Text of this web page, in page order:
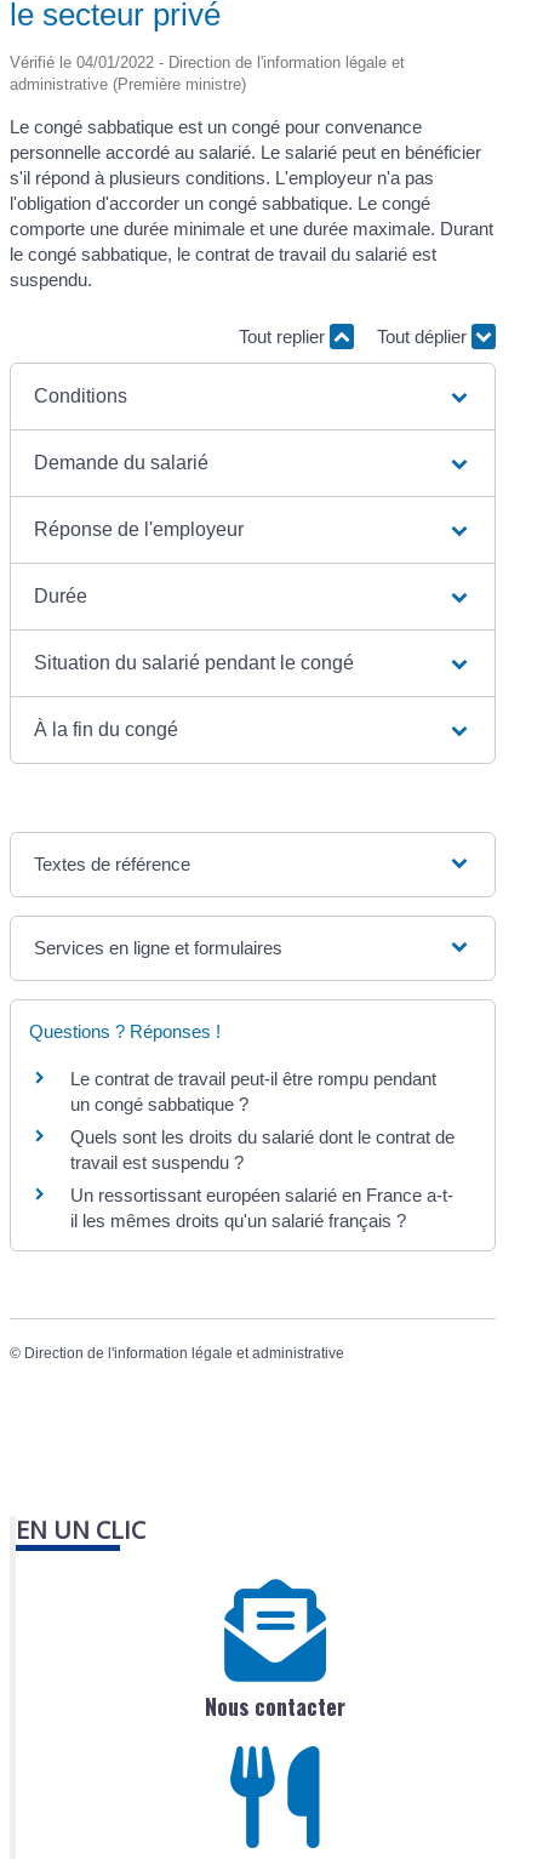
le secteur privé
Vérifié le 04/01/2022 - Direction de l'information légale et
administrative (Première ministre)
Le congé sabbatique est un congé pour convenance
personnelle accordé au salarié. Le salarié peut en bénéficier
s'il répond à plusieurs conditions. L'employeur n'a pas
l'obligation d'accorder un congé sabbatique. Le congé
comporte une durée minimale et une durée maximale. Durant
le congé sabbatique, le contrat de travail du salarié est
suspendu.
Tout replier Tout déplier
Conditions
Demande du salarié
Réponse de l'employeur
Durée
Situation du salarié pendant le congé
À la fin du congé
Textes de référence
Services en ligne et formulaires
Questions ? Réponses !
Le contrat de travail peut-il être rompu pendant
un congé sabbatique ?
Quels sont les droits du salarié dont le contrat de
travail est suspendu ?
Un ressortissant européen salarié en France a-t-
il les mêmes droits qu'un salarié français ?
© Direction de l'information légale et administrative
EN UN CLIC
Nous contacter